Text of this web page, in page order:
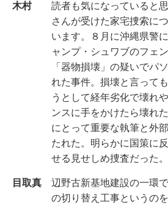
木村
読者も気になっていると
さんが受けた家宅捜索に
います。８月に沖縄県警
ャンプ・シュワブのフェ
「器物損壊」の疑いでパ
れた事件。損壊と言って
うとして経年劣化で壊れ
ンスに手をかけたら壊れ
にとって重要な執筆と外
たれた。明らかに国策に
せる見せしめ捜査だった。
目取真
辺野古新基地建設の一環
の切り替え工事というの